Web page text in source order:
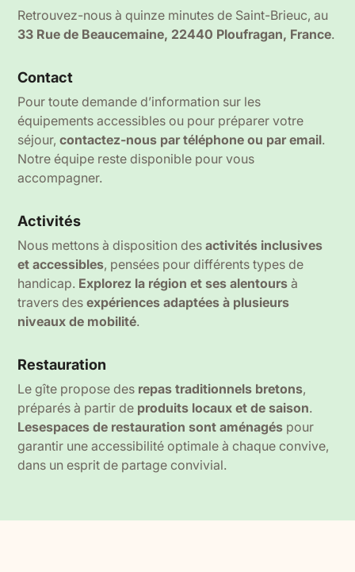
Retrouvez-nous à quinze minutes de Saint-Brieuc, au
33 Rue de Beaucemaine, 22440 Ploufragan, France.
Contact
Pour toute demande d’information sur les
équipements accessibles ou pour préparer votre
séjour,contactez-nous par téléphone ou par email.
Notre équipe reste disponible pour vous
accompagner.
Activités
Nous mettons à disposition desactivités inclusives
et accessibles, pensées pour différents types de
handicap. Explorez la région et ses alentours à
travers desexpériences adaptées à plusieurs
niveaux de mobilité.
Restauration
Le gîte propose des repas traditionnels bretons,
préparés à partir de produits locaux et de saison.
Lesespaces de restauration sont aménagés pour
garantir une accessibilité optimale à chaque convive,
dans un esprit de partage convivial.